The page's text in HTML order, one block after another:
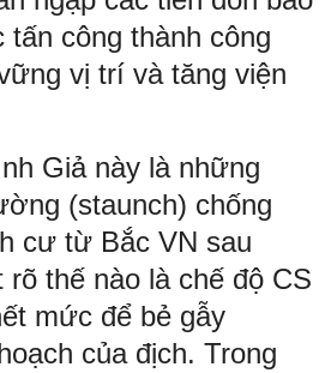
tấn công thành công
vị trí và tăng viện
Giả này là những
(staunch) chống
cư từ Bắc VN sau
rõ thế nào là chế độ CS
mức để bẻ gẫy
của địch. Trong